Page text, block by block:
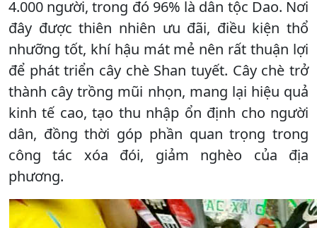
4.000 người, trong đó 96% là dân tộc Dao. Nơi
đây được thiên nhiên ưu đãi, điều kiện thổ
nhưỡng tốt, khí hậu mát mẻ nên rất thuận lợi
để phát triển cây chè Shan tuyết. Cây chè trở
thành cây trồng mũi nhọn, mang lại hiệu quả
kinh tế cao, tạo thu nhập ổn định cho người
dân, đồng thời góp phần quan trọng trong
công tác xóa đói, giảm nghèo của địa
phương.